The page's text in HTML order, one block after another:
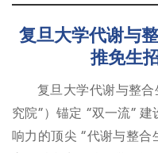
复旦大学代谢与
推免生
复旦大学代谢与整
究院”）锚定 “双一流”
响力的顶尖 “代谢与整合